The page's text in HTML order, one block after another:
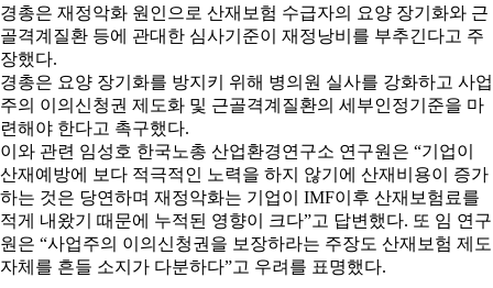
경총은 재정악화 원인으로 산재보험 수급자의 요양 장기화와 근
골격계질환 등에 관대한 심사기준이 재정낭비를 부추긴다고 주
장했다.
경총은 요양 장기화를 방지키 위해 병의원 실사를 강화하고 사업
주의 이의신청권 제도화 및 근골격계질환의 세부인정기준을 마
련해야 한다고 촉구했다.
이와 관련 임성호 한국노총 산업환경연구소 연구원은 “기업이
산재예방에 보다 적극적인 노력을 하지 않기에 산재비용이 증가
하는 것은 당연하며 재정악화는 기업이 IMF이후 산재보험료를
적게 내왔기 때문에 누적된 영향이 크다”고 답변했다. 또 임 연구
원은 “사업주의 이의신청권을 보장하라는 주장도 산재보험 제도
자체를 흔들 소지가 다분하다”고 우려를 표명했다.